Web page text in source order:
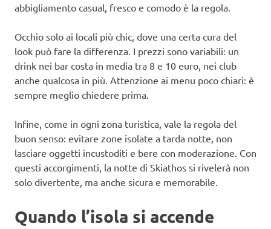
abbigliamento casual, fresco e comodo è la regola.
Occhio solo ai locali più chic, dove una certa cura del
look può fare la differenza. I prezzi sono variabili: un
drink nei bar costa in media tra 8 e 10 euro, nei club
anche qualcosa in più. Attenzione ai menu poco chiari: è
sempre meglio chiedere prima.
Infine, come in ogni zona turistica, vale la regola del
buon senso: evitare zone isolate a tarda notte, non
lasciare oggetti incustoditi e bere con moderazione. Con
questi accorgimenti, la notte di Skiathos si rivelerà non
solo divertente, ma anche sicura e memorabile.
Quando l’isola si accende